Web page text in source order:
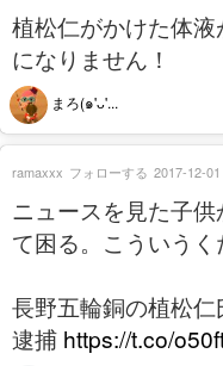
植松仁がかけた体
になりません！
まろ(๑'ᴗ'...
ニュースを見た子
て困る。こういう
長野五輪銅の植松
逮捕 https://t.co/
ramaxxx フォローする 2017-12-